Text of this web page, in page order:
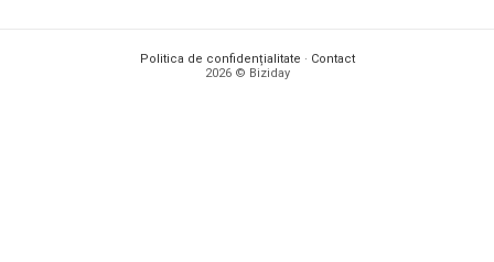
Politica de confidențialitate · Contact
2026 © Biziday